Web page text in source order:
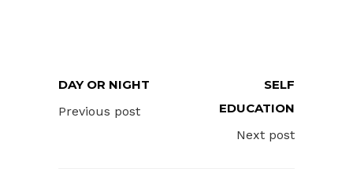
DAY OR NIGHT
Previous post
SELF
EDUCATION
Next post